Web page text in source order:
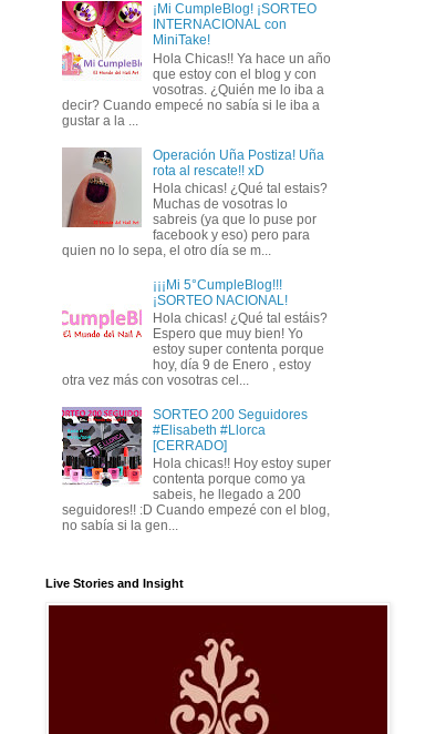
¡Mi CumpleBlog! ¡SORTEO
INTERNACIONAL con
MiniTake!
Hola Chicas!! Ya hace un año
que estoy con el blog y con
vosotras. ¿Quién me lo iba a
decir? Cuando empecé no sabía si le iba a
gustar a la ...
Operación Uña Postiza! Uña
rota al rescate!! xD
Hola chicas! ¿Qué tal estais?
Muchas de vosotras lo
sabreis (ya que lo puse por
facebook y eso) pero para
quien no lo sepa, el otro día se m...
¡¡¡Mi 5°CumpleBlog!!!
¡SORTEO NACIONAL!
Hola chicas! ¿Qué tal estáis?
Espero que muy bien! Yo
estoy super contenta porque
hoy, día 9 de Enero , estoy
otra vez más con vosotras cel...
SORTEO 200 Seguidores
#Elisabeth #Llorca
[CERRADO]
Hola chicas!! Hoy estoy super
contenta porque como ya
sabeis, he llegado a 200
seguidores!! :D Cuando empezé con el blog,
no sabía si la gen...
Live Stories and Insight